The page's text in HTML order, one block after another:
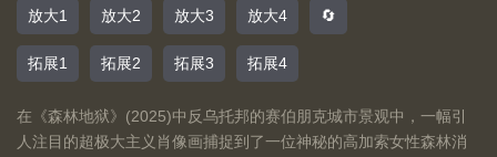
放大1 放大2 放大3 放大4 🔄
拓展1 拓展2 拓展3 拓展4
在《森林地狱》(2025)中反乌托邦的赛伯朋克城市景观中，一幅引
人注目的超极大主义肖像画捕捉到了一位神秘的高加索女性森林消